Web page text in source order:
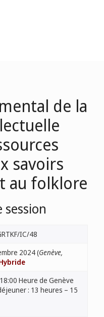
de la
savoirs
au folklore
IC/48
2024 (Genève,
Heure de Genève
: 13 heures – 15